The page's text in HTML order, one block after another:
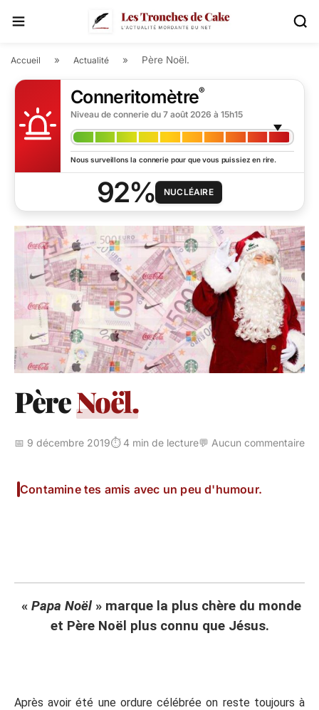
Accueil » Actualité » Père Noël.
Conneritomètre®
Niveau de connerie du 7 août 2026 à 15h15
Nous surveillons la connerie pour que vous puissiez en rire.
92% NUCLÉAIRE
PèreNoël.
📅 9 décembre 2019⏱️ 4 min de lecture💬 Aucun commentaire
Contamine tes amis avec un peu d'humour.
« Papa Noël » marque la plus chère du monde
et Père Noël plus connu que Jésus.
Après avoir été une ordure célébrée on reste toujours à